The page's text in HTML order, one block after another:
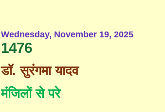
Wednesday, November 19, 2025
1476
डॉ.सुरंगमा यादव
मंजिलों से परे